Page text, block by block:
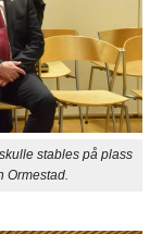
stables på plass